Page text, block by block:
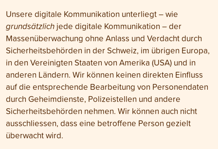
Unsere digitale Kommunikation unterliegt – wie
grundsätzlich jede digitale Kommunikation – der
Massen­überwachung ohne Anlass und Verdacht durch
Sicher­heitsbehörden in der Schweiz, im übrigen Europa,
in den Vereinigten Staaten von Amerika (USA) und in
anderen Ländern. Wir können keinen direkten Einfluss
auf die entsprechende Bearbeitung von Personen­daten
durch Geheim­dienste, Polizei­stellen und andere
Sicherheits­behörden nehmen. Wir können auch nicht
ausschliessen, dass eine betroffene Person gezielt
überwacht wird.